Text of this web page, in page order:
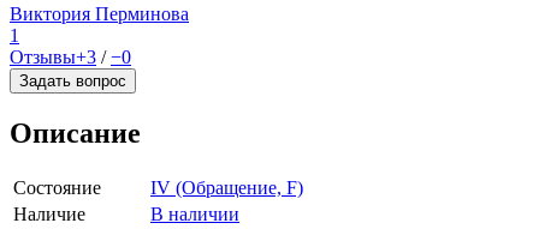
Виктория Перминова
1
Отзывы+3 /−0
Задать вопрос
Описание
Состояние
IV (Обращение, F)
Наличие
В наличии